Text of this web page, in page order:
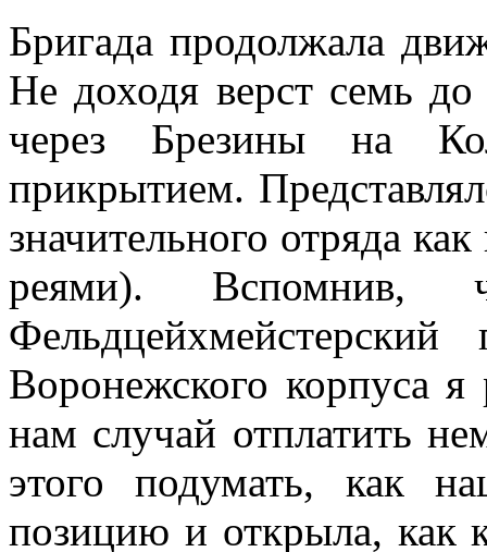
Бригада продолжала
Не доходя верст семь
через Брезины на
прикрытием.
значитель­ного отряда
реями).
Воронежского корпуса я
нам случай отплатить
этого подумать, как
позицию и откры­ла, как